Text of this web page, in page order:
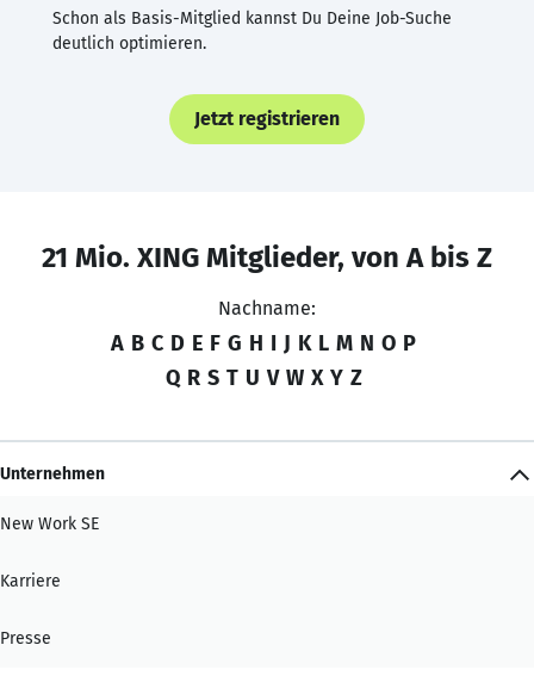
Schon als Basis-Mitglied kannst Du Deine Job-Suche
deutlich optimieren.
Jetzt registrieren
21 Mio. XING Mitglieder, von A bis Z
Nachname:
A B C D E F G H I J K L M N O P
Q R S T U V W X Y Z
Unternehmen
New Work SE
Karriere
Presse